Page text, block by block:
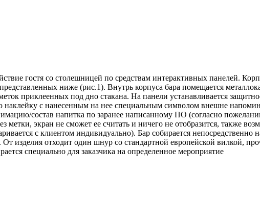
гостя со столешницей по средствам интерактивных панелей.
ниже (рис.1). Внутрь корпуса бара помещается
приклеенных под дно стакана. На панели устанавливается
с нанесенным на нее специальным символом внешне
состав напитка по заранее написанному ПО (согласно
экран не сможет ее считать и ничего не отобразится, также
с клиентом индивидуально). Бар собирается
изделия отходит один шнур со стандартной европейской вилкой,
специально для заказчика на определенное мероприятие